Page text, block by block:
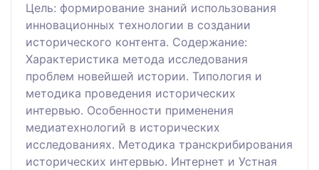
Цель: формирование знаний использования
инновационных технологии в создании
исторического контента. Содержание:
Характеристика метода исследования
проблем новейшей истории. Типология и
методика проведения исторических
интервью. Особенности применения
медиатехнологий в исторических
исследованиях. Методика транскрибирования
исторических интервью. Интернет и Устная